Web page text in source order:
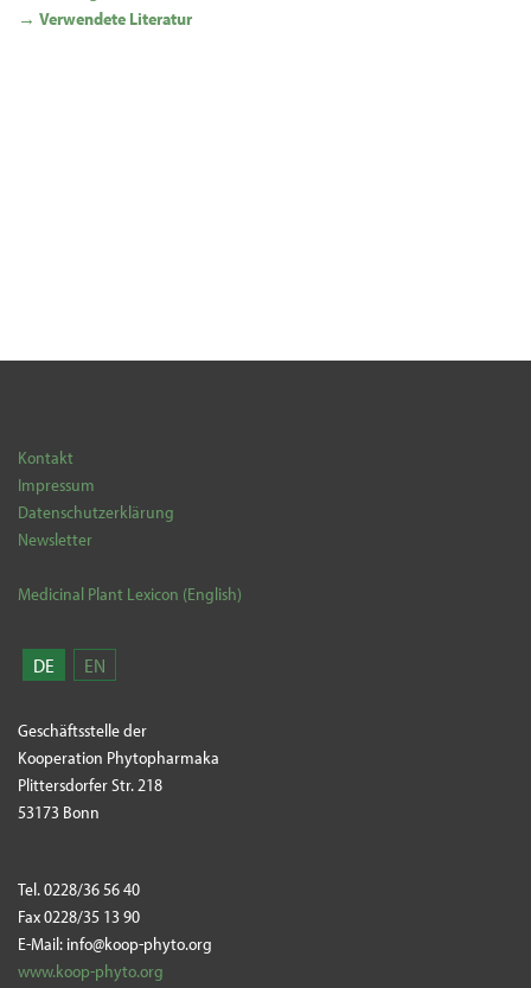
→ Verwendete Literatur
Kontakt
Impressum
Datenschutzerklärung
Newsletter
Medicinal Plant Lexicon (English)
DE EN
Geschäftsstelle der
Kooperation Phytopharmaka
Plittersdorfer Str. 218
53173 Bonn
Tel. 0228/36 56 40
Fax 0228/35 13 90
E-Mail: info@koop-phyto.org
www.koop-phyto.org